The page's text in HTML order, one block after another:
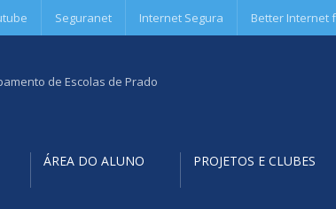
Seguranet Internet Segura Better Internet
ÁREA DO ALUNO PROJETOS E CLUBES